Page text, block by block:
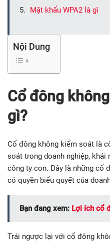
Mật khẩu WPA2 là gì
Nội Dung
Cổ đông
gì?
Cổ đông không kiểm soát là
soát trong doanh nghiệp,
công ty con. Đây là những cổ
có quyền biểu quyết của
Bạn đang xem: Lợi ích cổ
Trái ngược lại với cổ đông